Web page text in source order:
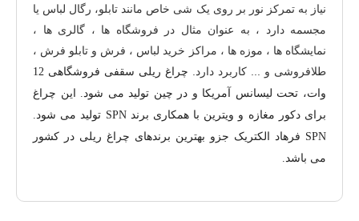
نیاز به تمرکز نور بر روی یک شی خاص مانند تابلو، رگال لباس یا
مجسمه دارد ، به عنوان مثال در فروشگاه ها ، گالری ها ،
نمایشگاه ها ، موزه ها ، مراکز خرید لباس ، فرش و تابلو فرش ،
طلافروشی و ... کاربرد دارد.
چراغ ریلی سقفی فروشگاهی 12
وات، تحت لیسانس آمریکا و در چین تولید می شود. این چراغ
برای دکور مغازه و ویترین با همکاری برند SPN تولید می شود.
SPN فرهاد الکتریک جزو بهترین برندهای چراغ ریلی در کشور
می باشد.